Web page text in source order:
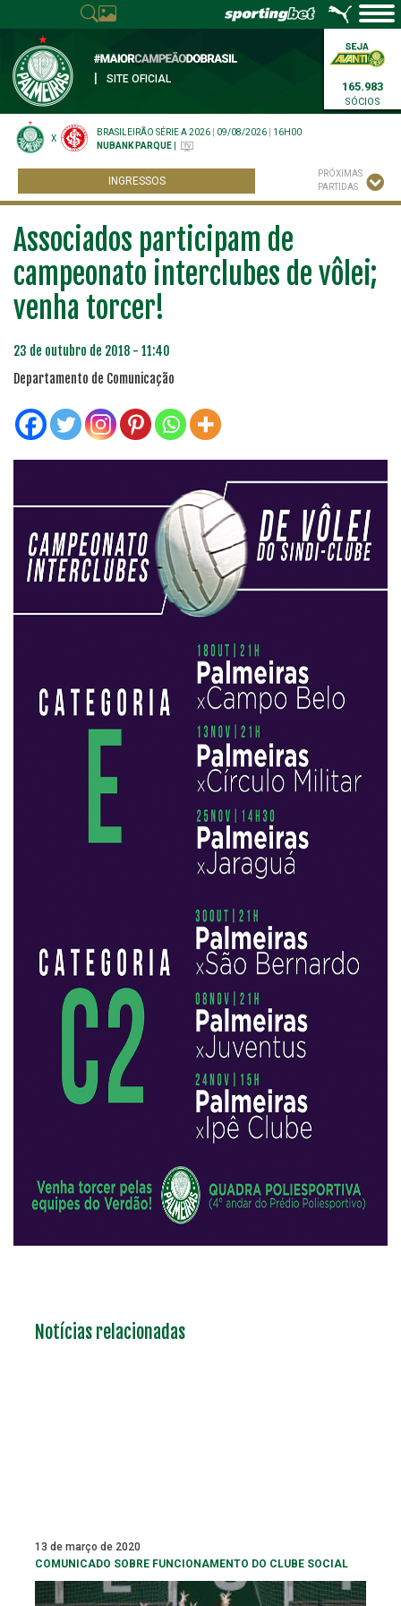
SITE OFICIAL
165.983
SÓCIOS
X
BRASILEIRÃO SÉRIE A 2026 09/08/2026
16H00
NUBANK PARQUE
INGRESSOS
PRÓXIMAS
PARTIDAS
Associados participam de
campeonato interclubes de vôlei;
venha torcer!
23 de outubro de 2018 - 11:40
Departamento de Comunicação
Notícias relacionadas
13 de março de 2020
COMUNICADO SOBRE FUNCIONAMENTO DO CLUBE SOCIAL